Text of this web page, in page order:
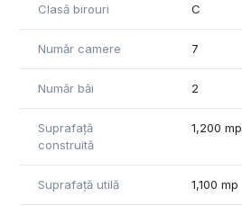
Clasă birouri C
Număr camere 7
Număr băi 2
Suprafață
construită
1,200 mp
Suprafață utilă 1,100 mp